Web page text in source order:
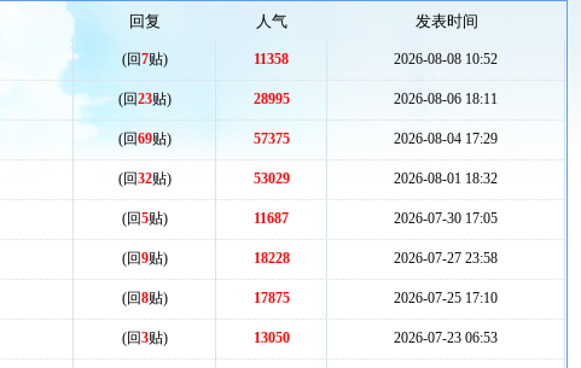
回复 人气 发表时间
(回7贴) 11358 2026-08-08 10:52
(回23贴) 28995 2026-08-06 18:11
(回69贴) 57375 2026-08-04 17:29
(回32贴) 53029 2026-08-01 18:32
(回5贴) 11687 2026-07-30 17:05
(回9贴) 18228 2026-07-27 23:58
(回8贴) 17875 2026-07-25 17:10
(回3贴) 13050 2026-07-23 06:53